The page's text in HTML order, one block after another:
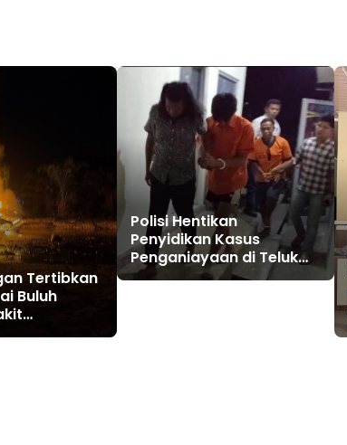
Tertibkan
Buluh
Polisi Hentikan
Penyidikan Kasus
Penganiayaan di Teluk
Langkap Tebo Lewat